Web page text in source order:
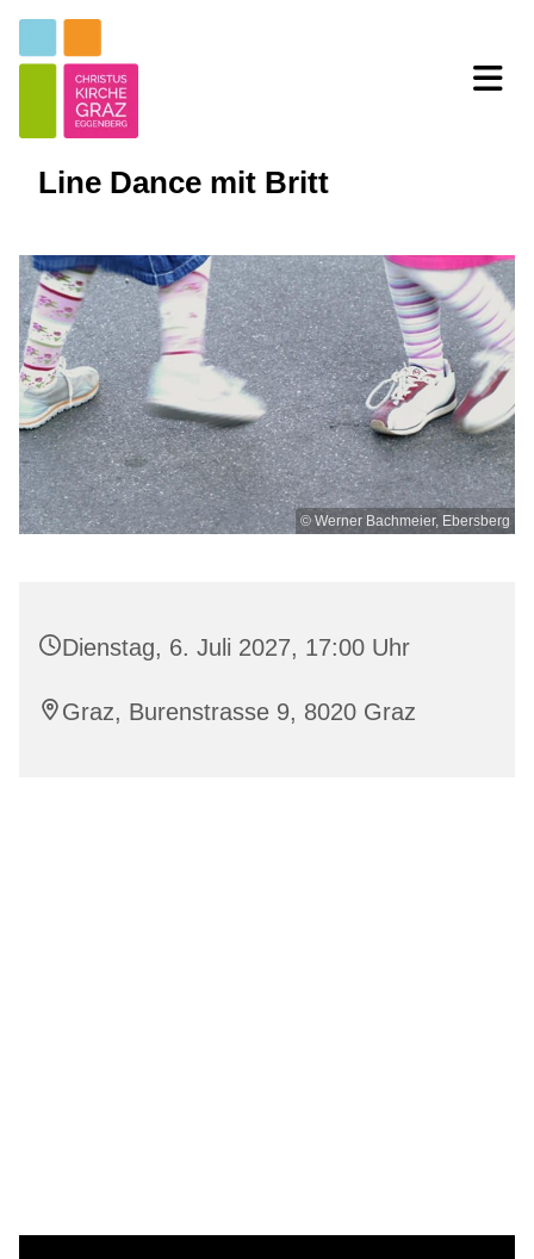
Line Dance mit Britt
© Werner Bachmeier, Ebersberg
Dienstag, 6. Juli 2027, 17:00 Uhr
Graz, Burenstrasse 9, 8020 Graz